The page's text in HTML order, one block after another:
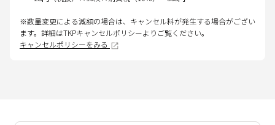
※数量変更による減額の場合は、キャンセル料が発生する場合がござい
ます。詳細はTKPキャンセルポリシーよりご覧ください。
キャンセルポリシーをみる